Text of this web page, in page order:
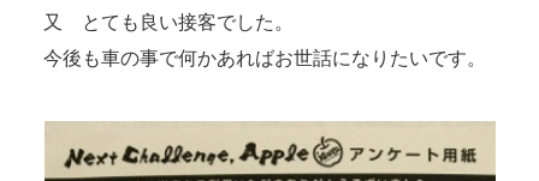
又 とても良い接客でした。
今後も車の事で何かあればお世話になりたいです。